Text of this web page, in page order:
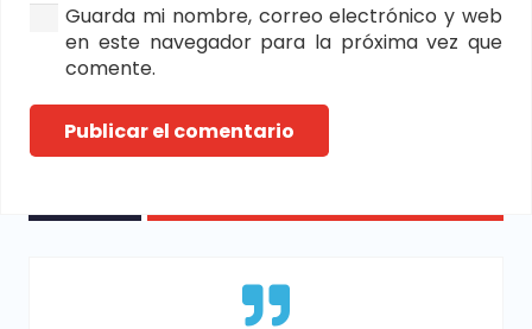
Guarda mi nombre, correo electrónico y web
en este navegador para la próxima vez que
comente.
Publicar el comentario